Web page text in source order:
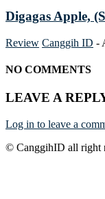
Digagas Apple,
Review Canggih ID -
NO COMMENTS
LEAVE A
Log in to leave a
© CanggihID all right